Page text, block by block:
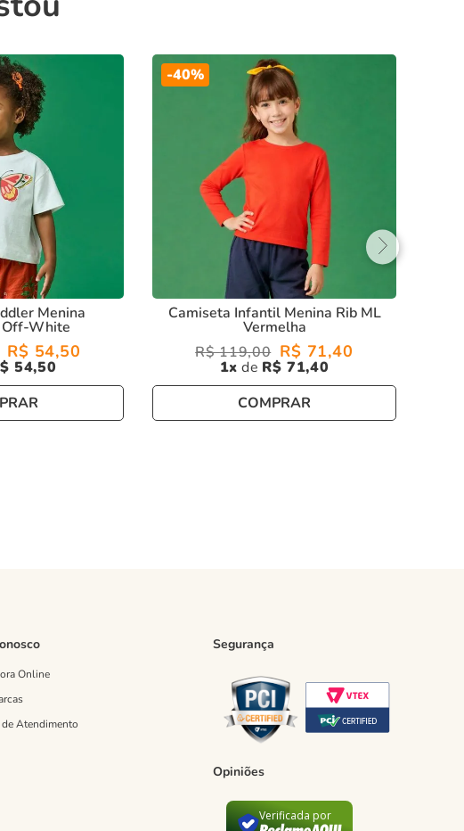
Menina
White
R$ 54,50
54,50
-40%
Camiseta Infantil Menina Rib ML
Vermelha
R$ 119,00 R$ 71,40
1 R$ 71,40
COMPRAR
Online
Atendimento
Segurança
Opiniões
Verificada por